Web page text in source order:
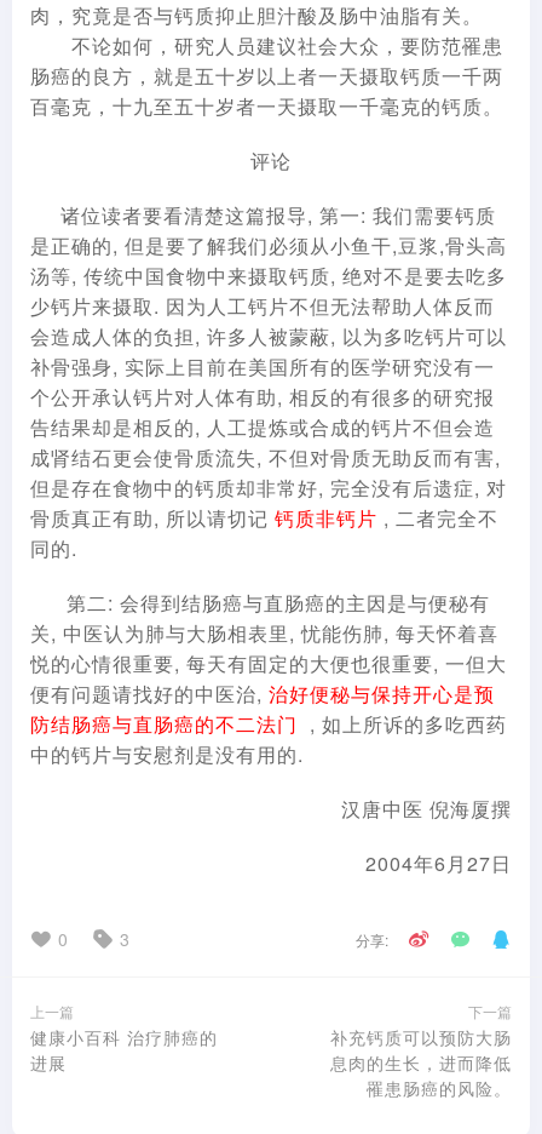
肉，究竟是否与钙质抑止胆汁酸及肠中油脂有关。
不论如何，研究人员建议社会大众，要防范罹患
肠癌的良方，就是五十岁以上者一天摄取钙质一千两
百毫克，十九至五十岁者一天摄取一千毫克的钙质。
评论
诸位读者要看清楚这篇报导, 第一: 我们需要钙质
是正确的, 但是要了解我们必须从小鱼干,豆浆,骨头高
汤等, 传统中国食物中来摄取钙质, 绝对不是要去吃多
少钙片来摄取. 因为人工钙片不但无法帮助人体反而
会造成人体的负担, 许多人被蒙蔽, 以为多吃钙片可以
补骨强身, 实际上目前在美国所有的医学研究没有一
个公开承认钙片对人体有助, 相反的有很多的研究报
告结果却是相反的, 人工提炼或合成的钙片不但会造
成肾结石更会使骨质流失, 不但对骨质无助反而有害,
但是存在食物中的钙质却非常好, 完全没有后遗症, 对
骨质真正有助, 所以请切记 钙质非钙片 , 二者完全不
同的.
第二: 会得到结肠癌与直肠癌的主因是与便秘有
关, 中医认为肺与大肠相表里, 忧能伤肺, 每天怀着喜
悦的心情很重要, 每天有固定的大便也很重要, 一但大
便有问题请找好的中医治, 治好便秘与保持开心是预
防结肠癌与直肠癌的不二法门 , 如上所诉的多吃西药
中的钙片与安慰剂是没有用的.
汉唐中医 倪海厦撰
2004年6月27日
0 3 分享:
上一篇
健康小百科 治疗肺癌的
进展
下一篇
补充钙质可以预防大肠
息肉的生长，进而降低
罹患肠癌的风险。